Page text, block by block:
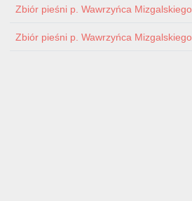
Zbiór pieśni p. Wawrzyńca Mizgalskiego
Zbiór pieśni p. Wawrzyńca Mizgalskiego